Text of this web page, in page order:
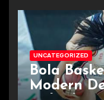
UNCATEGORIZED
Bola
Modern